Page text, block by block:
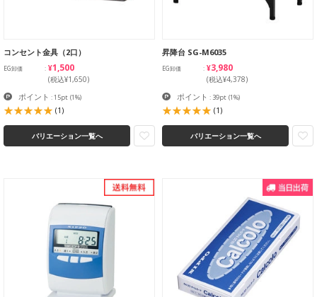
コンセント金具（2口）
EG卸価 ¥1,500
(税込¥1,650)
ポイント : 15pt (1%)
(1)
バリエーション一覧へ
昇降台 SG-M6035
EG卸価 ¥3,980
(税込¥4,378)
ポイント : 39pt (1%)
(1)
バリエーション一覧へ